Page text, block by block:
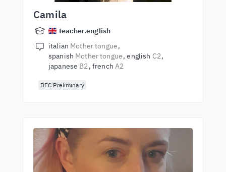
Camila
teacher.english
italian Mother tongue
spanish Mother tongue english C2
japanese B2 french A2
BEC Preliminary